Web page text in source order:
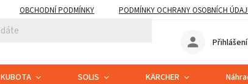
OBCHODNÍ PODMÍNKY PODMÍNKY OCHRANY OSOBNÍCH
Přihlášení
KUBOTA SOLIS KÄRCHER